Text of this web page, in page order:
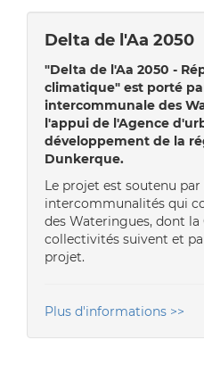
Delta de l'Aa 2050
"Delta de l'Aa 2050 -
climatique" est porté
intercommunale des
l'appui de l'Agence
développement de la
Dunkerque.
Le projet est soutenu par
intercommunalités qui
des Wateringues, dont la
collectivités suivent et
projet.
Plus d'informations >>